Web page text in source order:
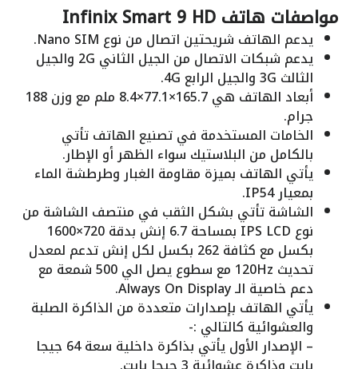
مواصفات هاتف Infinix Smart 9 HD
يدعم الهاتف شريحتين اتصال من نوع Nano SIM.
يدعم شبكات الاتصال من الجيل الثاني 2G والجيل
الثالث 3G والجيل الرابع 4G.
أبعاد الهاتف هي 165.7×77.1×8.4 ملم مع وزن 188
جرام.
الخامات المستخدمة في تصنيع الهاتف تأتي
بالكامل من البلاستيك سواء الظهر أو الإطار.
يأتي الهاتف بميزة مقاومة الغبار وطرطشة الماء
بمعيار IP54.
الشاشة تأتي بشكل الثقب في منتصف الشاشة من
نوع IPS LCD بمساحة 6.7 إنش بدقة 720×1600
بكسل مع كثافة 262 بكسل لكل إنش تدعم لمعدل
تحديث 120Hz مع سطوع يصل الي 500 شمعة مع
دعم خاصية الـ Always On Display.
يأتي الهاتف بإصدارات متعددة من الذاكرة الصلبة
والعشوائية كالتالي :-
– الإصدار الأول يأتي بذاكرة داخلية سعة 64 جيجا